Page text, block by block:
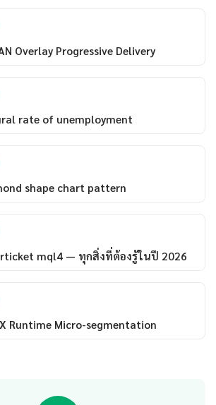
Overlay Progressive Delivery
rate of unemployment
shape chart pattern
mql4 — ทุกสิ่งที่ต้องรู้ในปี 2026
Runtime Micro-segmentation